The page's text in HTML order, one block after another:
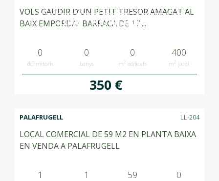
LLOGAT RENTED ALQUILADO
VOLS GAUDIR D’UN PETIT TRESOR AMAGAT AL
BAIX EMPORDÀ? BARRACA DE 17 ...
0
dormitoris
0
banys
0
m2 edificats
400
m2 jardí
350 €
PALAFRUGELL LL-204
LOCAL COMERCIAL DE 59 M2 EN PLANTA BAIXA
EN VENDA A PALAFRUGELL
1 1 59 0